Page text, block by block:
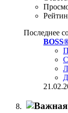
Последнее